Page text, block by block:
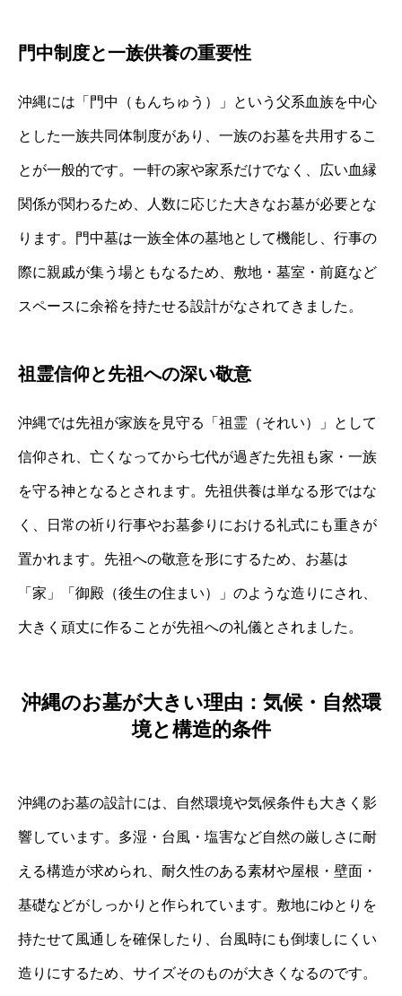
門中制度と一族供養の重要性
沖縄には「門中（もんちゅう）」という父系血族を中心
とした一族共同体制度があり、一族のお墓を共用するこ
とが一般的です。一軒の家や家系だけでなく、広い血縁
関係が関わるため、人数に応じた大きなお墓が必要とな
ります。門中墓は一族全体の墓地として機能し、行事の
際に親戚が集う場ともなるため、敷地・墓室・前庭など
スペースに余裕を持たせる設計がなされてきました。
祖霊信仰と先祖への深い敬意
沖縄では先祖が家族を見守る「祖霊（それい）」として
信仰され、亡くなってから七代が過ぎた先祖も家・一族
を守る神となるとされます。先祖供養は単なる形ではな
く、日常の祈り行事やお墓参りにおける礼式にも重きが
置かれます。先祖への敬意を形にするため、お墓は
「家」「御殿（後生の住まい）」のような造りにされ、
大きく頑丈に作ることが先祖への礼儀とされました。
沖縄のお墓が大きい理由：気候・自然環
境と構造的条件
沖縄のお墓の設計には、自然環境や気候条件も大きく影
響しています。多湿・台風・塩害など自然の厳しさに耐
える構造が求められ、耐久性のある素材や屋根・壁面・
基礎などがしっかりと作られています。敷地にゆとりを
持たせて風通しを確保したり、台風時にも倒壊しにくい
造りにするため、サイズそのものが大きくなるのです。